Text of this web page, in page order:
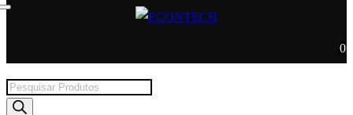
0
Products
search